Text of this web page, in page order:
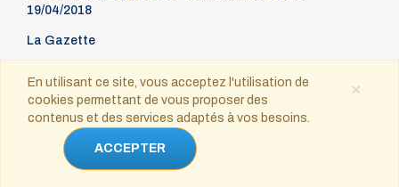
19/04/2018
La Gazette
Contact
Copyright © 2021-2025 tous droits réservés
×
En utilisant ce site, vous acceptez l'utilisation de
cookies permettant de vous proposer des
contenus et des services adaptés à vos besoins.
ACCEPTER